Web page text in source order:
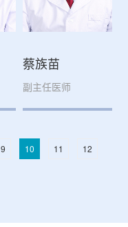
蔡族苗
副主任医师
9 10 11 12